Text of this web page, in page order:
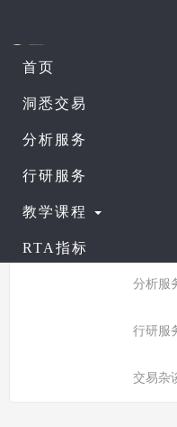
首页
洞悉交易
分析服务
行研服务
教学课程
RTA指标
课程列表
所有分类：
分析服
行研服
交易杂